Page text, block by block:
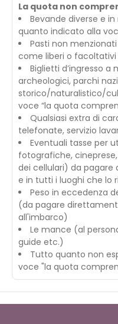
La quota non
Bevande diverse e
quanto indicato alla
Pasti non
come liberi o facoltativi
Biglietti d’ingresso a
archeologici, parchi
storico/naturalistico/
voce “la quota
Qualsiasi extra di
telefonate, servizio
Eventuali tasse per
fotografiche,
dei cellulari) da pagare
e in tutti i luoghi che lo
Peso in eccedenza
(da pagare
all'imbarco)
Le mance (al
guide etc.)
Tutto quanto non
voce "la quota